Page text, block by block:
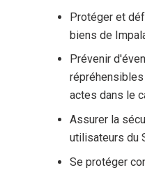
Protéger et
biens de
Prévenir
actes dans le
Assurer la
utilisateurs du
Se protéger